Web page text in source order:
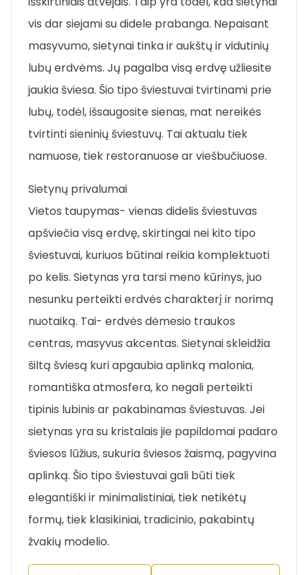
vis dar siejami su didele prabanga. Nepaisant
masyvumo, sietynai tinka ir aukštų ir vidutinių
lubų erdvėms. Jų pagalba visą erdvę užliesite
jaukia šviesa. Šio tipo šviestuvai tvirtinami prie
lubų, todėl, išsaugosite sienas, mat nereikės
tvirtinti sieninių šviestuvų. Tai aktualu tiek
namuose, tiek restoranuose ar viešbučiuose.
Sietynų privalumai
Vietos taupymas- vienas didelis šviestuvas
apšviečia visą erdvę, skirtingai nei kito tipo
šviestuvai, kuriuos būtinai reikia komplektuoti
po kelis. Sietynas yra tarsi meno kūrinys, juo
nesunku perteikti erdvės charakterį ir norimą
nuotaiką. Tai- erdvės dėmesio traukos
centras, masyvus akcentas. Sietynai skleidžia
šiltą šviesą kuri apgaubia aplinką malonia,
romantiška atmosfera, ko negali perteikti
tipinis lubinis ar pakabinamas šviestuvas. Jei
sietynas yra su kristalais jie papildomai padaro
šviesos lūžius, sukuria šviesos žaismą, pagyvina
aplinką. Šio tipo šviestuvai gali būti tiek
elegantiški ir minimalistiniai, tiek netikėtų
formų, tiek klasikiniai, tradicinio, pakabintų
žvakių modelio.